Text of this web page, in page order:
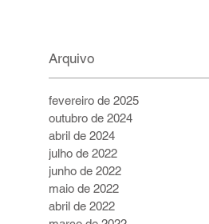
Arquivo
fevereiro de 2025
outubro de 2024
abril de 2024
julho de 2022
junho de 2022
maio de 2022
abril de 2022